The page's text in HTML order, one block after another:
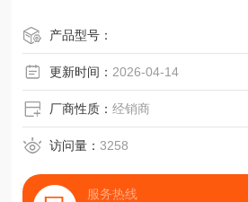
产品型号：
更新时间： 2026-04-14
厂商性质：经销商
访问量：3258
服务热线